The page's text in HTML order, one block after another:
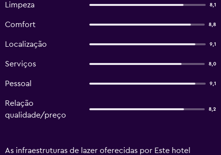
Limpeza 8,1
Comfort 8,8
Localização 9,1
Serviços 8,0
Pessoal 9,1
Relação
qualidade/preço
8,2
As infraestruturas de lazer oferecidas por Este hotel